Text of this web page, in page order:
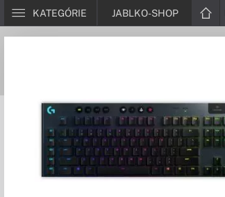
KATEGÓRIE JABLKO-SHOP